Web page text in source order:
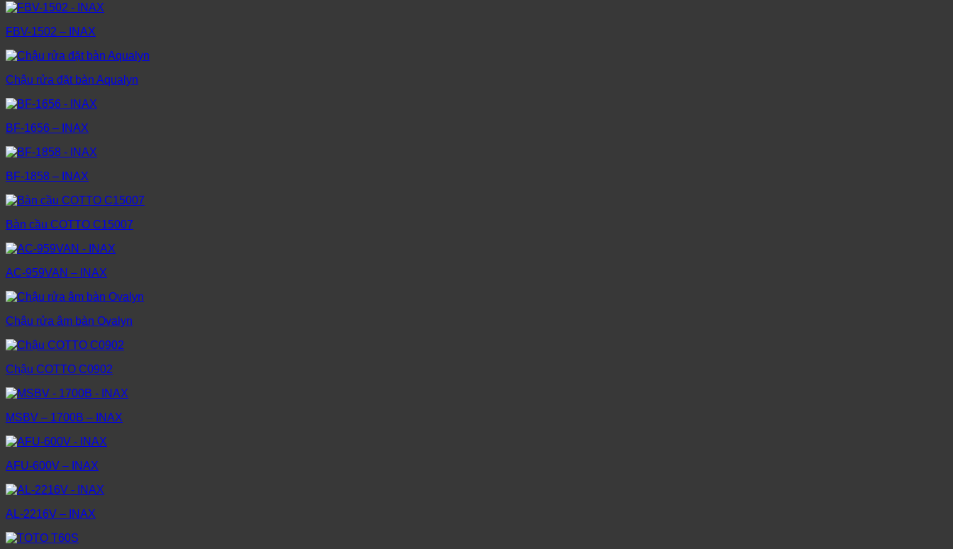
FBV-1502 – INAX
Chậu rửa đặt bàn Aqualyn
BF-1656 – INAX
BF-1858 – INAX
Bàn cầu COTTO C15007
AC-959VAN – INAX
Chậu rửa âm bàn Ovalyn
Chậu COTTO C0902
MSBV – 1700B – INAX
AFU-600V – INAX
AL-2216V – INAX